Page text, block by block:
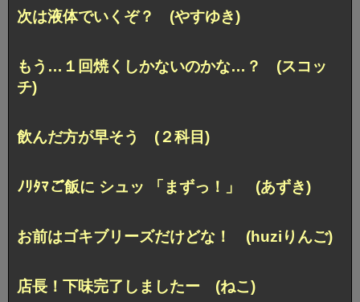
次は液体でいくぞ？ (やすゆき)
もう…１回焼くしかないのかな…？ (スコッ
チ)
飲んだ方が早そう (２科目)
ﾉﾘﾀﾏご飯に シュッ 「まずっ！」 (あずき)
お前はゴキブリーズだけどな！ (huziりんご)
店長！下味完了しましたー (ねこ)